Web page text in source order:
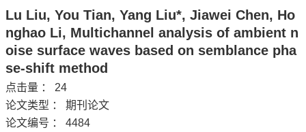
Lu Liu, You Tian, Yang Liu*, Jiawei Chen, Ho
nghao Li, Multichannel analysis of ambient n
oise surface waves based on semblance pha
se-shift method
点击量 ： 24
论文类型 ： 期刊论文
论文编号 ： 4484